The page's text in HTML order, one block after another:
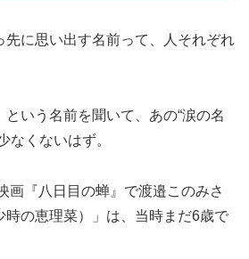
先に思い出す名前って、人それぞれ
いう名前を聞いて、あの“涙の名
なくないはず。
画『八日目の蝉』で渡邉このみさ
時の恵理菜）」は、当時まだ6歳で